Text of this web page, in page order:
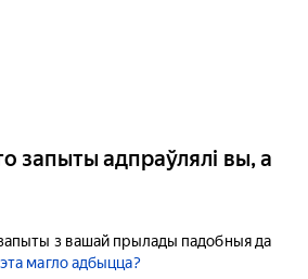
запыты адпраўлялі вы, а
з вашай прылады падобныя да
магло адбыцца?